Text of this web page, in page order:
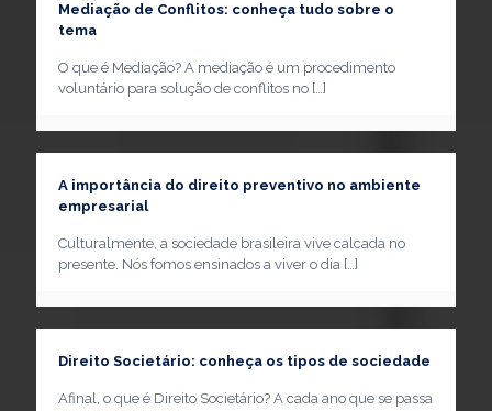
Mediação de Conflitos: conheça tudo sobre o
tema
O que é Mediação? A mediação é um procedimento
voluntário para solução de conflitos no […]
A importância do direito preventivo no ambiente
empresarial
Culturalmente, a sociedade brasileira vive calcada no
presente. Nós fomos ensinados a viver o dia […]
Direito Societário: conheça os tipos de sociedade
Afinal, o que é Direito Societário? A cada ano que se passa